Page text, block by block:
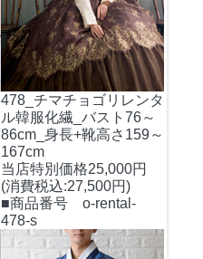
478_チマチョゴリレンタ
ル韓服化繊_バスト76～
86cm_身長+靴高さ159～
167cm
当店特別価格25,000円
(消費税込:27,500円)
■商品番号 o-rental-
478-s